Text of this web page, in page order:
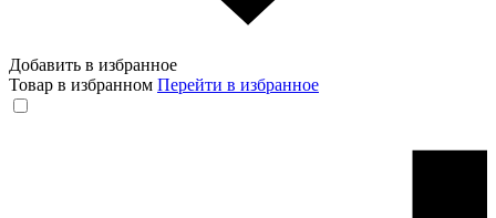
Добавить в избранное
Товар в избранном Перейти в избранное